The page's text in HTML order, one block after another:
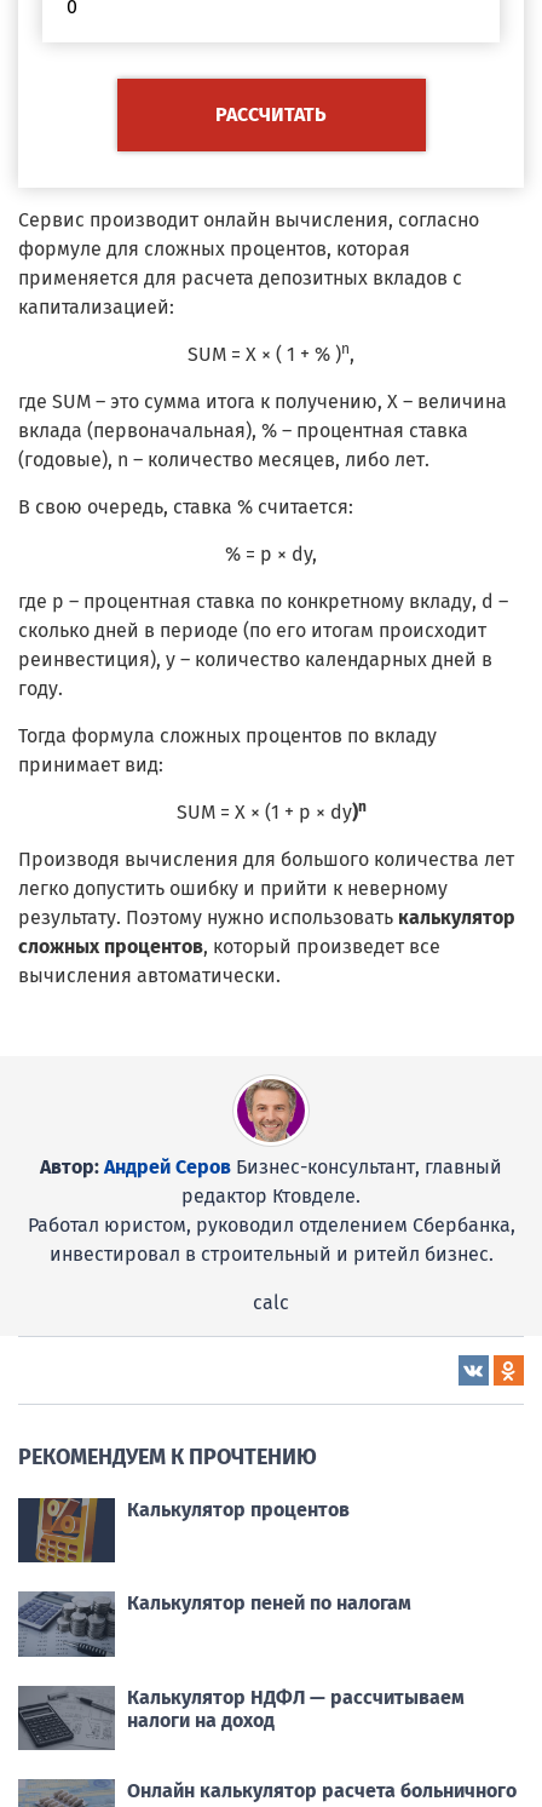
Сервис производит онлайн вычисления, согласно
формуле для сложных процентов, которая
применяется для расчета депозитных вкладов с
капитализацией:
SUM = X × ( 1 + % )n,
где SUM – это сумма итога к получению, Х – величина
вклада (первоначальная), % – процентная ставка
(годовые), n – количество месяцев, либо лет.
В свою очередь, ставка % считается:
% = p × dy,
где р – процентная ставка по конкретному вкладу, d –
сколько дней в периоде (по его итогам происходит
реинвестиция), y – количество календарных дней в
году.
Тогда формула сложных процентов по вкладу
принимает вид:
SUM = X × (1 + p × dy)n
Производя вычисления для большого количества лет
легко допустить ошибку и прийти к неверному
результату. Поэтому нужно использовать калькулятор
сложных процентов, который произведет все
вычисления автоматически.
Автор: Андрей Серов Бизнес-консультант, главный
редактор Ктовделе.
Работал юристом, руководил отделением Сбербанка,
инвестировал в строительный и ритейл бизнес.
calc
РЕКОМЕНДУЕМ К ПРОЧТЕНИЮ
Калькулятор процентов
Калькулятор пеней по налогам
Калькулятор НДФЛ — рассчитываем
налоги на доход
Онлайн калькулятор расчета больничного